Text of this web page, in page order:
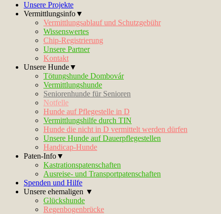
Unsere Projekte
Vermittlungsinfo▼
Vermittlungsablauf und Schutzgebühr
Wissenswertes
Chip-Registrierung
Unsere Partner
Kontakt
Unsere Hunde▼
Tötungshunde Dombovár
Vermittlungshunde
Seniorenhunde für Senioren
Notfelle
Hunde auf Pflegestelle in D
Vermittlungshilfe durch TIN
Hunde die nicht in D vermittelt werden dürfen
Unsere Hunde auf Dauerpflegestellen
Handicap-Hunde
Paten-Info▼
Kastrationspatenschaften
Ausreise- und Transportpatenschaften
Spenden und Hilfe
Unsere ehemaligen ▼
Glückshunde
Regenbogenbrücke